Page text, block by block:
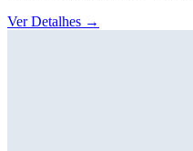
Ver Detalhes →